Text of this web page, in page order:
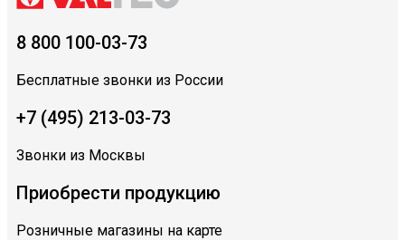
8 800 100-03-73
Бесплатные звонки из России
+7 (495) 213-03-73
Звонки из Москвы
Приобрести продукцию
Розничные магазины на карте